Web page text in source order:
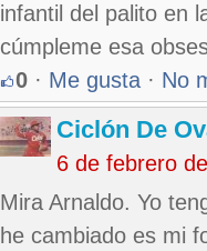
infantil del palito en
cúmpleme esa
0 · Me gusta · No
Ciclón De
6 de febrero
Mira Arnaldo. Yo
he cambiado es mi